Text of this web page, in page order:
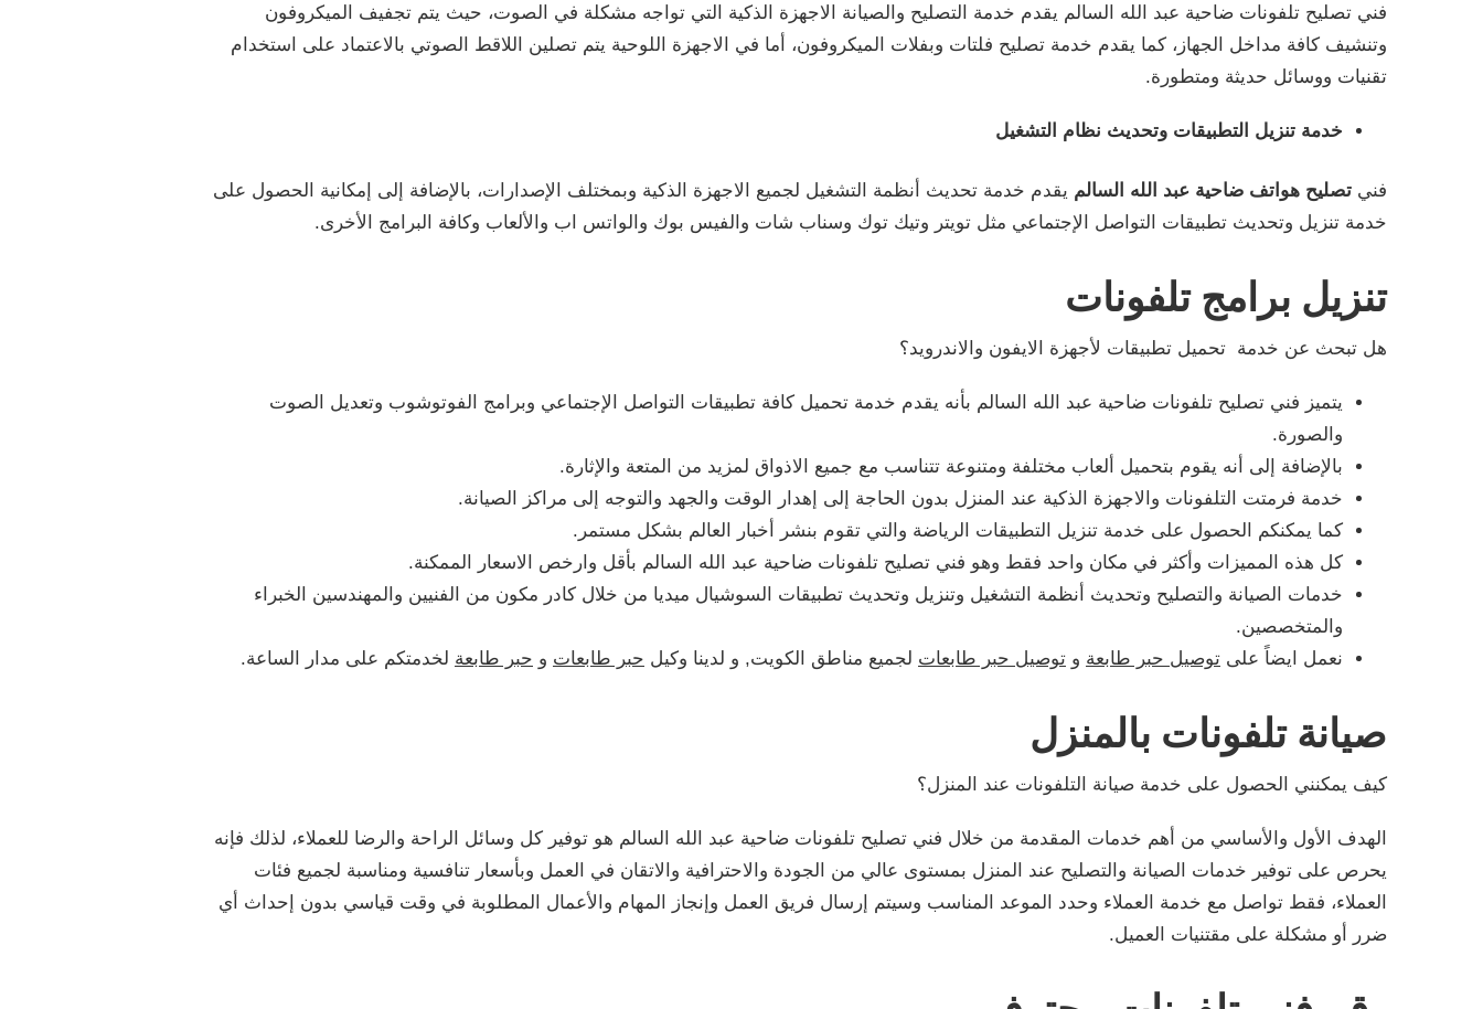
فني تصليح تلفونات ضاحية عبد الله السالم يقدم خدمة التصليح والصيانة الاجهزة الذكية التي تواجه مشكلة في الصوت، حيث يتم تجفيف الميكروفون
وتنشيف كافة مداخل الجهاز، كما يقدم خدمة تصليح فلتات وبفلات الميكروفون، أما في الاجهزة اللوحية يتم تصلين اللاقط الصوتي بالاعتماد على استخدام
تقنيات ووسائل حديثة ومتطورة.
خدمة تنزيل التطبيقات وتحديث نظام التشغيل
فني تصليح هواتف ضاحية عبد الله السالم يقدم خدمة تحديث أنظمة التشغيل لجميع الاجهزة الذكية وبمختلف الإصدارات، بالإضافة إلى إمكانية الحصول على
خدمة تنزيل وتحديث تطبيقات التواصل الإجتماعي مثل تويتر وتيك توك وسناب شات والفيس بوك والواتس اب والألعاب وكافة البرامج الأخرى.
تنزيل برامج تلفونات
هل تبحث عن خدمة تحميل تطبيقات لأجهزة الايفون والاندرويد؟
يتميز فني تصليح تلفونات ضاحية عبد الله السالم بأنه يقدم خدمة تحميل كافة تطبيقات التواصل الإجتماعي وبرامج الفوتوشوب وتعديل الصوت
والصورة.
بالإضافة إلى أنه يقوم بتحميل ألعاب مختلفة ومتنوعة تتناسب مع جميع الاذواق لمزيد من المتعة والإثارة.
خدمة فرمتت التلفونات والاجهزة الذكية عند المنزل بدون الحاجة إلى إهدار الوقت والجهد والتوجه إلى مراكز الصيانة.
كما يمكنكم الحصول على خدمة تنزيل التطبيقات الرياضة والتي تقوم بنشر أخبار العالم بشكل مستمر.
كل هذه المميزات وأكثر في مكان واحد فقط وهو فني تصليح تلفونات ضاحية عبد الله السالم بأقل وارخص الاسعار الممكنة.
خدمات الصيانة والتصليح وتحديث أنظمة التشغيل وتنزيل وتحديث تطبيقات السوشيال ميديا من خلال كادر مكون من الفنيين والمهندسين الخبراء
والمتخصصين.
نعمل ايضاً على توصيل حبر طابعة و توصيل حبر طابعات لجميع مناطق الكويت, و لدينا وكيل حبر طابعات و حبر طابعة لخدمتكم على مدار الساعة.
صيانة تلفونات بالمنزل
كيف يمكنني الحصول على خدمة صيانة التلفونات عند المنزل؟
الهدف الأول والأساسي من أهم خدمات المقدمة من خلال فني تصليح تلفونات ضاحية عبد الله السالم هو توفير كل وسائل الراحة والرضا للعملاء، لذلك فإنه
يحرص على توفير خدمات الصيانة والتصليح عند المنزل بمستوى عالي من الجودة والاحترافية والاتقان في العمل وبأسعار تنافسية ومناسبة لجميع فئات
العملاء، فقط تواصل مع خدمة العملاء وحدد الموعد المناسب وسيتم إرسال فريق العمل وإنجاز المهام والأعمال المطلوبة في وقت قياسي بدون إحداث أي
ضرر أو مشكلة على مقتنيات العميل.